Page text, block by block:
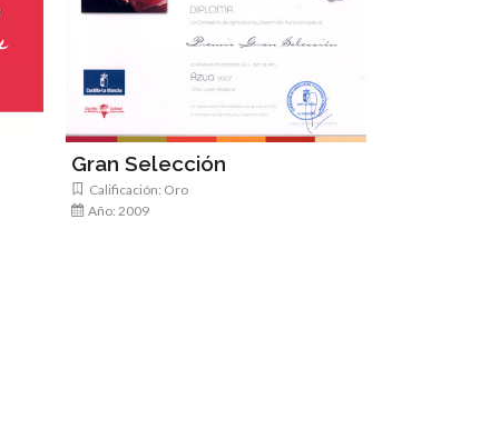
Gran Selección
Calificación: Oro
Año: 2009